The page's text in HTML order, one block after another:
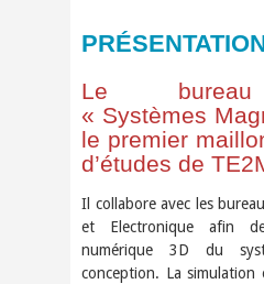
Le bureau
« Systèmes
le premier
d’études de
Il collabore avec les
et Electronique afin
numérique 3D du
conception. La simulation